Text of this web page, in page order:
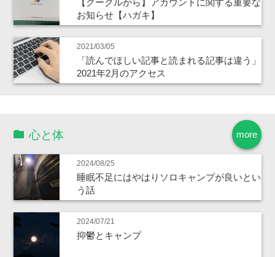
お知らせ【ハガキ】
2021/03/05
「読んでほしい記事と読まれる記事は違う」
2021年2月のアクセス
more
心と体
2024/08/25
睡眠不足にはやはりソロキャンプが良いとい
う話
2024/07/21
抑鬱とキャンプ